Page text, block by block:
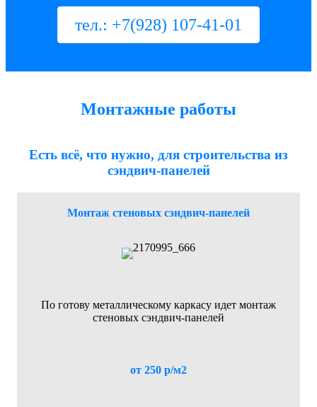
тел.: +7(928) 107-41-01
Монтажные работы
Есть всё, что нужно, для строительства из
сэндвич-панелей
Монтаж стеновых сэндвич-панелей
По готову металлическому каркасу идет монтаж
стеновых сэндвич-панелей
от 250 р/м2